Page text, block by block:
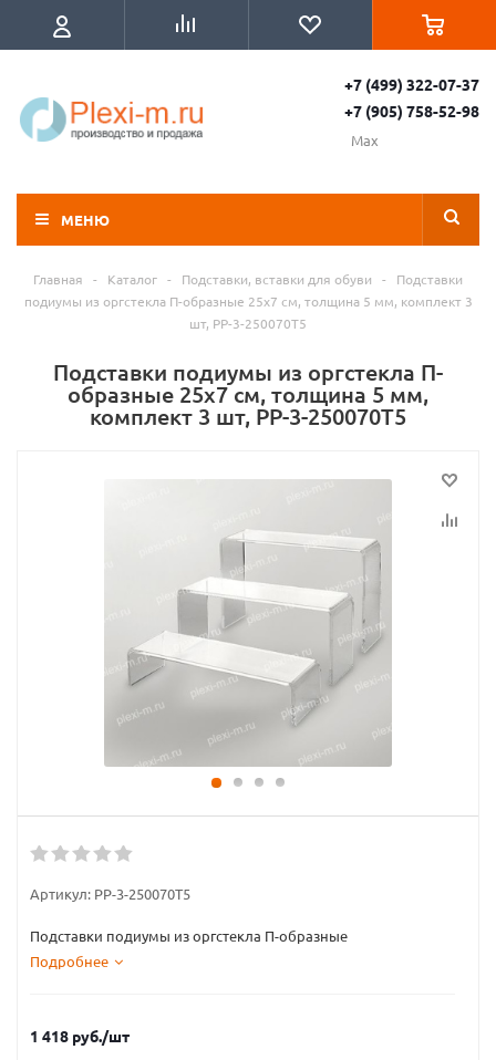
+7 (499) 322-07-37
+7 (905) 758-52-98
Max
МЕНЮ
Главная - Каталог - Подставки, вставки для обуви -
Подставки
подиумы из оргстекла П-образные 25х7 см, толщина 5 мм, комплект 3
шт, PP-3-250070T5
Подставки подиумы из оргстекла П-
образные 25х7 см, толщина 5 мм,
комплект 3 шт, PP-3-250070T5
Артикул: PP-3-250070T5
Подставки подиумы из оргстекла П-образные
Подробнее
1 418 руб./шт